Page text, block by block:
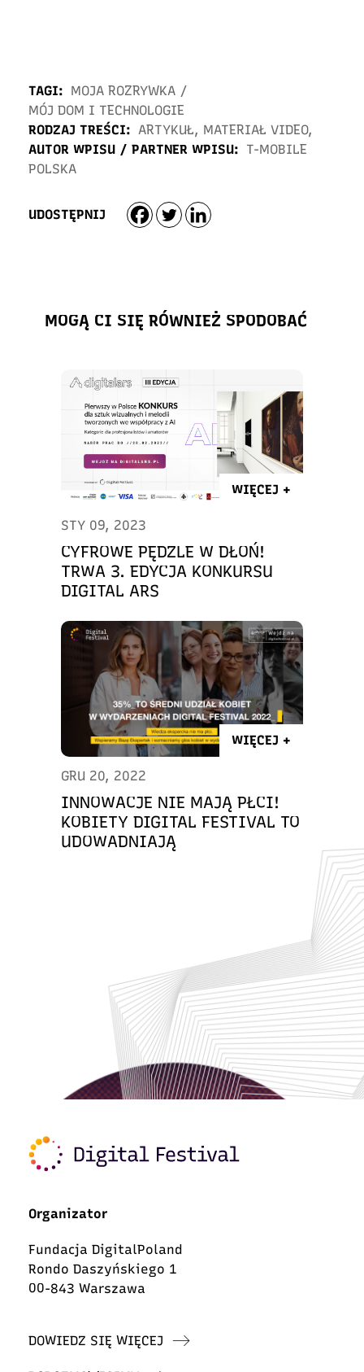
TAGI: MOJA ROZRYWKA /
MÓJ DOM I TECHNOLOGIE
RODZAJ TREŚCI: ARTYKUŁ, MATERIAŁ VIDEO,
AUTOR WPISU / PARTNER WPISU: T-MOBILE
POLSKA
UDOSTĘPNIJ
MOGĄ CI SIĘ RÓWNIEŻ SPODOBAĆ
WIĘCEJ +
STY 09, 2023
CYFROWE PĘDZLE W DŁOŃ!
TRWA 3. EDYCJA KONKURSU
DIGITAL ARS
WIĘCEJ +
GRU 20, 2022
INNOWACJE NIE MAJĄ PŁCI!
KOBIETY DIGITAL FESTIVAL TO
UDOWADNIAJĄ
Organizator
Fundacja DigitalPoland
Rondo Daszyńskiego 1
00-843 Warszawa
DOWIEDZ SIĘ WIĘCEJ